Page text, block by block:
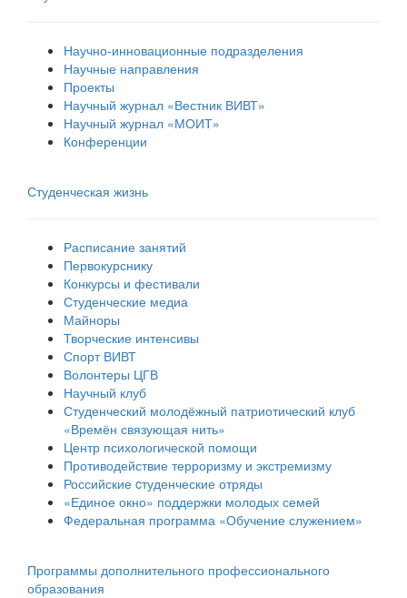
Научно-инновационные подразделения
Научные направления
Проекты
Научный журнал «Вестник ВИВТ»
Научный журнал «МОИТ»
Конференции
Студенческая жизнь
Расписание занятий
Первокурснику
Конкурсы и фестивали
Студенческие медиа
Майноры
Творческие интенсивы
Спорт ВИВТ
Волонтеры ЦГВ
Научный клуб
Студенческий молодёжный патриотический клуб
«Времён связующая нить»
Центр психологической помощи
Противодействие терроризму и экстремизму
Российские cтуденческие отряды
«Единое окно» поддержки молодых семей
Федеральная программа «Обучение служением»
Программы дополнительного профессионального
образования